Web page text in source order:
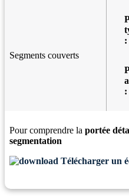
Segments couverts
:
:
Pour comprendre la portée
segmentation
Télécharger un